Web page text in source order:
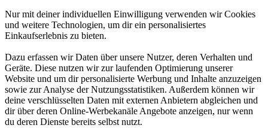
Nur mit deiner individuellen Einwilligung verwenden wir Cookies
und weitere Technologien, um dir ein personalisiertes
Einkaufserlebnis zu bieten.
Dazu erfassen wir Daten über unsere Nutzer, deren Verhalten und
Geräte. Diese nutzen wir zur laufenden Optimierung unserer
Website und um dir personalisierte Werbung und Inhalte anzuzeigen
sowie zur Analyse der Nutzungsstatistiken. Außerdem können wir
deine verschlüsselten Daten mit externen Anbietern abgleichen und
dir über deren Online-Werbekanäle Angebote anzeigen, nur wenn
du deren Dienste bereits selbst nutzt.